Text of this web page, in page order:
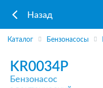
Назад
Каталог Бензонасосы
KR0034P
Бензонасос